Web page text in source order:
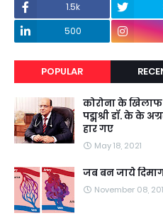
1.5k
500
POPULAR
कोरोना के
पद्मश्री डॉ. के के
हार गए
May 18, 2021
जब बन जाये
November 08,